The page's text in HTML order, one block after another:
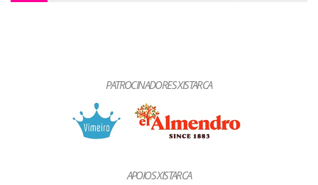
PATROCINADORES XISTARCA
APOIOS XISTARCA